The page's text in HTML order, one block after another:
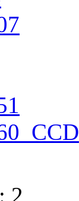
: 2